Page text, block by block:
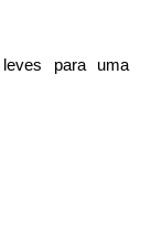
para uma